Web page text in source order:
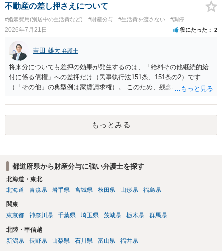
談してください。
不動産の差し押さえについて
#婚姻費用(別居中の生活費など) #財産分与 #生活費を渡さない #調停
2026年7月21日 役にたった 2
吉田 雄大 弁護士
将来分についても差押の効果が発生するのは、「給料その他継続的給
付に係る債権」への差押だけ（民事執行法151条、151条の2）です
（「その他」の典型例は家賃請求権）。 このため、残念ながらお答え
のみが配当の対象です。
もっとみる
都道府県から財産分与に強い弁護士を探す
北海道・東北
北海道
青森県 岩手県 宮城県 秋田県 山形県 福島県
関東
東京都
神奈川県 千葉県 埼玉県 茨城県 栃木県 群馬県
北陸・甲信越
新潟県
長野県 山梨県 石川県 富山県 福井県